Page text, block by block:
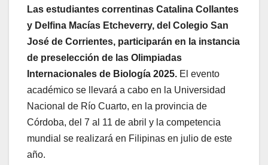
Las estudiantes correntinas Catalina Collantes
y Delfina Macías Etcheverry, del Colegio San
José de Corrientes, participarán en la instancia
de preselección de las Olimpiadas
Internacionales de Biología 2025. El evento
académico se llevará a cabo en la Universidad
Nacional de Río Cuarto, en la provincia de
Córdoba, del 7 al 11 de abril y la competencia
mundial se realizará en Filipinas en julio de este
año.